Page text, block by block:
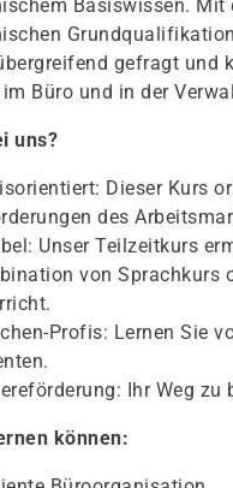
Basiswissen. Mit
gefragt und
Büro und in der
uns?
Dieser Kurs
des
Unser Teilzeitkurs
von Sprachkurs
Profis: Lernen Sie
Ihr Weg zu
können: